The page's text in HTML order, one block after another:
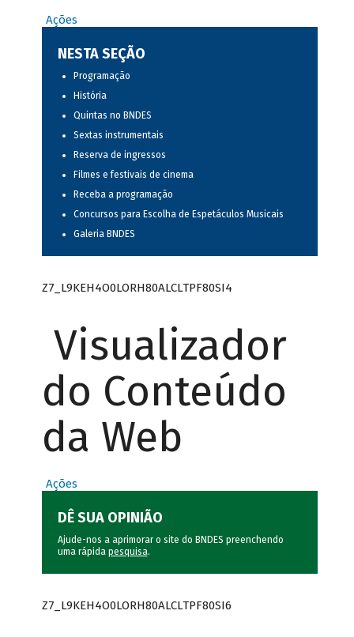
Ações
NESTA SEÇÃO
Programação
História
Quintas no BNDES
Sextas instrumentais
Reserva de ingressos
Filmes e festivais de cinema
Receba a programação
Concursos para Escolha de Espetáculos Musicais
Galeria BNDES
Z7_L9KEH4O0LORH80ALCLTPF80SI4
Visualizador
do Conteúdo
da Web
Ações
DÊ SUA OPINIÃO
Ajude-nos a aprimorar o site do BNDES preenchendo
uma rápida pesquisa.
Z7_L9KEH4O0LORH80ALCLTPF80SI6